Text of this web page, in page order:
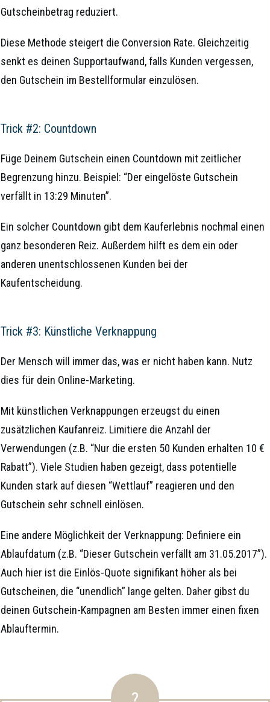
Gutscheinbetrag reduziert.
Diese Methode steigert die Conversion Rate. Gleichzeitig
senkt es deinen Supportaufwand, falls Kunden vergessen,
den Gutschein im Bestellformular einzulösen.
Trick #2: Countdown
Füge Deinem Gutschein einen Countdown mit zeitlicher
Begrenzung hinzu. Beispiel: “Der eingelöste Gutschein
verfällt in 13:29 Minuten”.
Ein solcher Countdown gibt dem Kauferlebnis nochmal einen
ganz besonderen Reiz. Außerdem hilft es dem ein oder
anderen unentschlossenen Kunden bei der
Kaufentscheidung.
Trick #3: Künstliche Verknappung
Der Mensch will immer das, was er nicht haben kann. Nutz
dies für dein Online-Marketing.
Mit künstlichen Verknappungen erzeugst du einen
zusätzlichen Kaufanreiz. Limitiere die Anzahl der
Verwendungen (z.B. “Nur die ersten 50 Kunden erhalten 10 €
Rabatt”). Viele Studien haben gezeigt, dass potentielle
Kunden stark auf diesen “Wettlauf” reagieren und den
Gutschein sehr schnell einlösen.
Eine andere Möglichkeit der Verknappung: Definiere ein
Ablaufdatum (z.B. “Dieser Gutschein verfällt am 31.05.2017”).
Auch hier ist die Einlös-Quote signifikant höher als bei
Gutscheinen, die “unendlich” lange gelten. Daher gibst du
deinen Gutschein-Kampagnen am Besten immer einen fixen
Ablauftermin.